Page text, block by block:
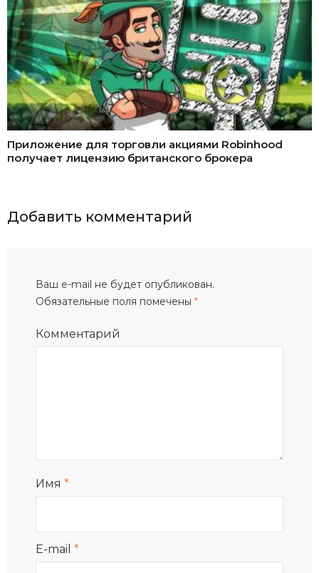
Приложение для торговли акциями Robinhood
получает лицензию британского брокера
Добавить комментарий
Ваш e-mail не будет опубликован.
Обязательные поля помечены *
Комментарий
Имя *
E-mail *